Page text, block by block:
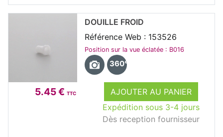
5.45 € TTC
AJOUTER AU PANIER
Expédition sous 3-4 jours
Dès reception fournisseur
DOUILLE FROID
Référence Web : 153526
Position sur la vue éclatée : B016
360°